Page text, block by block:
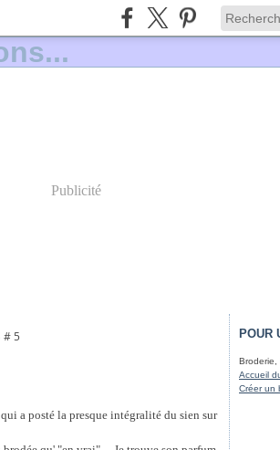
Publicité
# 5
a posté la presque intégralité du sien sur
POUR
Broderie,
Accueil
Créer un